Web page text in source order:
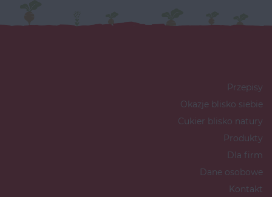
Przepisy
Okazje blisko siebie
Cukier blisko natury
Produkty
Dla firm
Dane osobowe
Kontakt